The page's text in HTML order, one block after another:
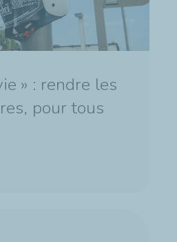
» : rendre les
pour tous